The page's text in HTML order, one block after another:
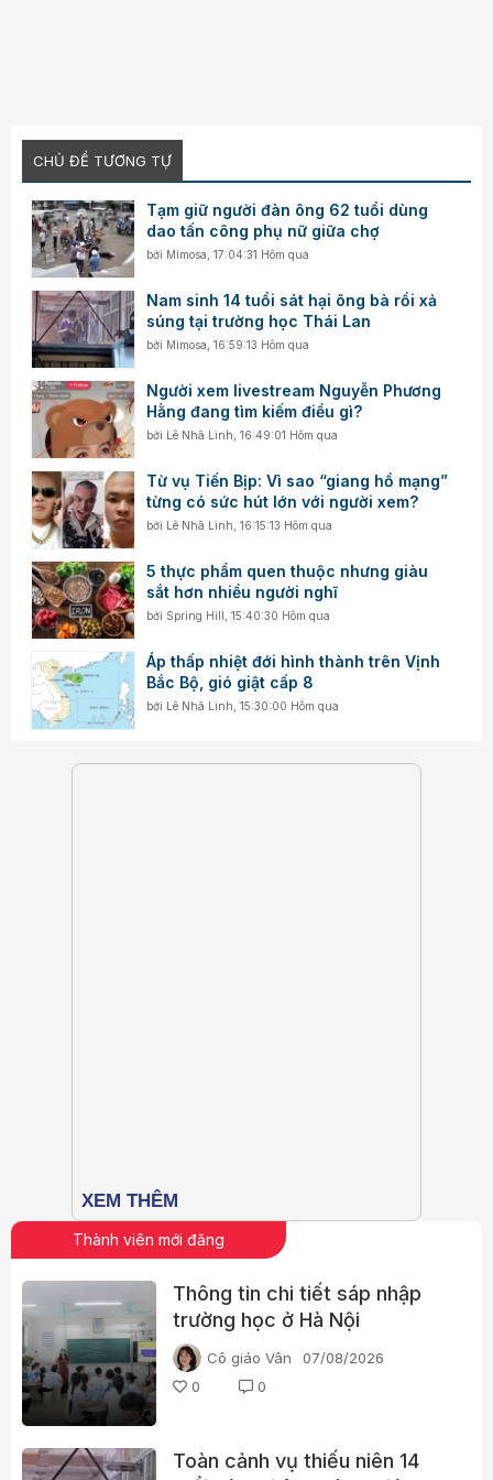
CHỦ ĐỀ TƯƠNG TỰ
Tạm giữ người đàn ông 62 tuổi dùng
dao tấn công phụ nữ giữa chợ
bởi Mimosa ,17:04:31 Hôm qua
Nam sinh 14 tuổi sát hại ông bà rồi xả
súng tại trường học Thái Lan
bởi Mimosa ,16:59:13 Hôm qua
Người xem livestream Nguyễn Phương
Hằng đang tìm kiếm điều gì?
bởi Lê Nhã Linh ,16:49:01 Hôm qua
Từ vụ Tiến Bịp: Vì sao “giang hồ mạng”
từng có sức hút lớn với người xem?
bởi Lê Nhã Linh ,16:15:13 Hôm qua
5 thực phẩm quen thuộc nhưng giàu
sắt hơn nhiều người nghĩ
bởi Spring Hill ,15:40:30 Hôm qua
Áp thấp nhiệt đới hình thành trên Vịnh
Bắc Bộ, gió giật cấp 8
bởi Lê Nhã Linh ,15:30:00 Hôm qua
Thành viên mới đăng
Thông tin chi tiết sáp nhập
trường học ở Hà Nội
Cô giáo Vân
07/08/2026
0
0
Toàn cảnh vụ thiếu niên 14